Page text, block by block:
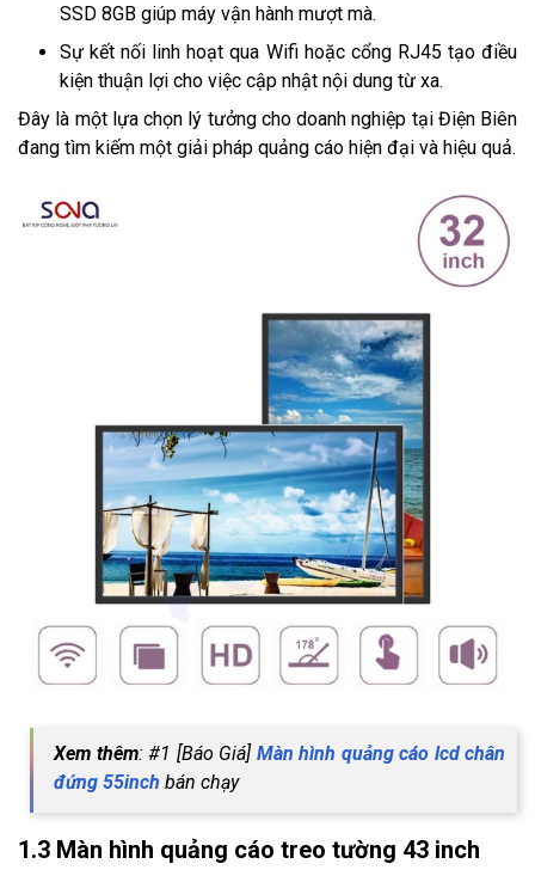
SSD 8GB giúp máy vận hành mượt mà.
Sự kết nối linh hoạt qua Wifi hoặc cổng RJ45 tạo điều
kiện thuận lợi cho việc cập nhật nội dung từ xa.
Đây là một lựa chọn lý tưởng cho doanh nghiệp tại Điện Biên
đang tìm kiếm một giải pháp quảng cáo hiện đại và hiệu quả.
Xem thêm: #1 [Báo Giá] Màn hình quảng cáo lcd chân
đứng 55inch bán chạy
1.3 Màn hình quảng cáo treo tường 43 inch